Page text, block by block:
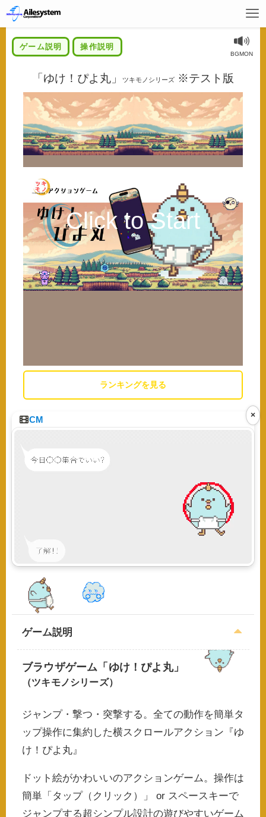
ゲーム説明 操作説明
BGMON
「ゆけ！ぴよ丸」 ツキモノシリーズ ※テスト版
ランキングを見る
×
CM
ゲーム説明
ブラウザゲーム「ゆけ！ぴよ丸」
（ツキモノシリーズ）
ジャンプ・撃つ・突撃する。全ての動作を簡単タ
ップ操作に集約した横スクロールアクション『ゆ
け！ぴよ丸』
ドット絵がかわいいのアクションゲーム。操作は
簡単「タップ（クリック）」 or スペースキーで
ジャンプする超シンプル設計の遊びやすいゲーム